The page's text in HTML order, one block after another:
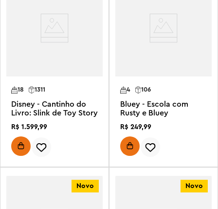
1311
18
Disney - Cantinho do
Livro: Slink de Toy Story
R$ 1 .599,99
4 106
Bluey - Escola com
Rusty e Bluey
R$ 249,99
Novo Novo